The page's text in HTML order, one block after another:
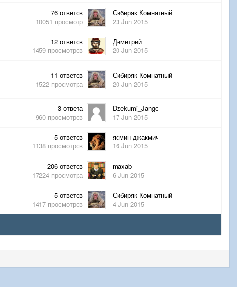
76 ответов
10051 просмотр
Сибиряк Комнатный
23 Jun 2015
12 ответов
1459 просмотров
Деметрий
20 Jun 2015
11 ответов
1522 просмотра
Сибиряк Комнатный
20 Jun 2015
3 ответа
960 просмотров
Dzekumi_Jango
17 Jun 2015
5 ответов
1138 просмотров
ясмин джакмич
16 Jun 2015
206 ответов
17224 просмотра
maxab
6 Jun 2015
5 ответов
1417 просмотров
Сибиряк Комнатный
4 Jun 2015